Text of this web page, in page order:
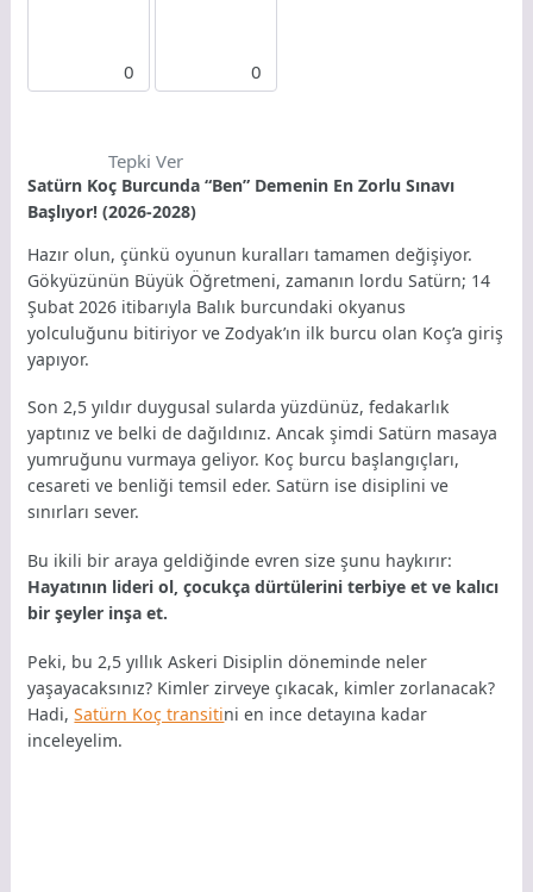
0 0
Tepki Ver
Satürn Koç Burcunda “Ben” Demenin En Zorlu Sınavı
Başlıyor! (2026-2028)
Hazır olun, çünkü oyunun kuralları tamamen değişiyor.
Gökyüzünün Büyük Öğretmeni, zamanın lordu Satürn; 14
Şubat 2026 itibarıyla Balık burcundaki okyanus
yolculuğunu bitiriyor ve Zodyak’ın ilk burcu olan Koç’a giriş
yapıyor.
Son 2,5 yıldır duygusal sularda yüzdünüz, fedakarlık
yaptınız ve belki de dağıldınız. Ancak şimdi Satürn masaya
yumruğunu vurmaya geliyor. Koç burcu başlangıçları,
cesareti ve benliği temsil eder. Satürn ise disiplini ve
sınırları sever.
Bu ikili bir araya geldiğinde evren size şunu haykırır:
Hayatının lideri ol, çocukça dürtülerini terbiye et ve kalıcı
bir şeyler inşa et.
Peki, bu 2,5 yıllık Askeri Disiplin döneminde neler
yaşayacaksınız? Kimler zirveye çıkacak, kimler zorlanacak?
Hadi,Satürn Koç transitini en ince detayına kadar
inceleyelim.